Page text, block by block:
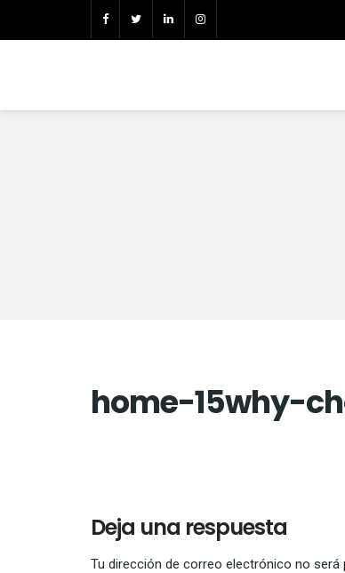
home-15why-
Deja una respuesta
Tu dirección de correo electrónico no será